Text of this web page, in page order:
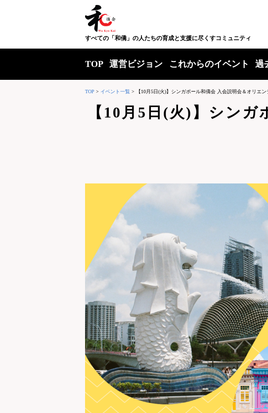
すべての「和僑」の人たちの育成と支援に尽くすコミュニティ
TOP 運営ビジョン これからのイベント 過
TOP > イベント一覧 > 【10月5日(火)】シンガポール和僑会 入会説明会＆オリエン
【10月5日(火)】シン